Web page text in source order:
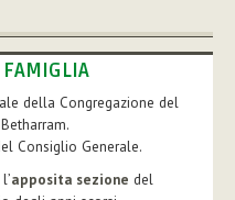
della Congregazione del
Consiglio Generale.
apposita sezione del